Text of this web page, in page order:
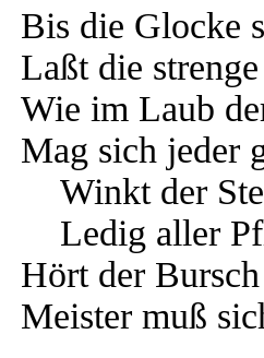
Bis die Glocke
Laßt die
Wie im Laub
Mag sich jeder
Winkt der
Ledig aller
Hört der Bursch
Meister muß